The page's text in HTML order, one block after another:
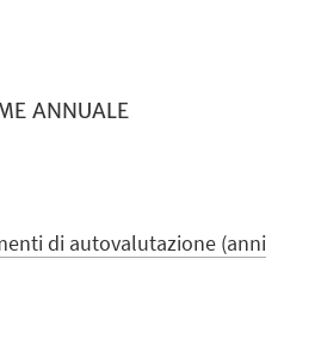
ANNUALE
di autovalutazione (anni